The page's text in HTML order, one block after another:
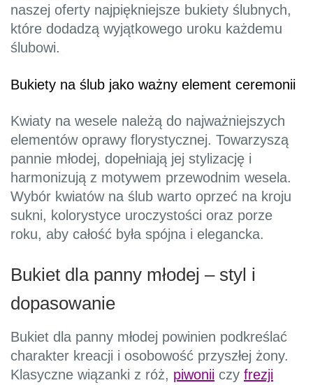
naszej oferty najpiękniejsze bukiety ślubnych,
które dodadzą wyjątkowego uroku każdemu
ślubowi.
Bukiety na ślub jako ważny element ceremonii
Kwiaty na wesele należą do najważniejszych
elementów oprawy florystycznej. Towarzyszą
pannie młodej, dopełniają jej stylizację i
harmonizują z motywem przewodnim wesela.
Wybór kwiatów na ślub warto oprzeć na kroju
sukni, kolorystyce uroczystości oraz porze
roku, aby całość była spójna i elegancka.
Bukiet dla panny młodej – styl i
dopasowanie
Bukiet dla panny młodej powinien podkreślać
charakter kreacji i osobowość przyszłej żony.
Klasyczne wiązanki z róż, piwonii czy frezji